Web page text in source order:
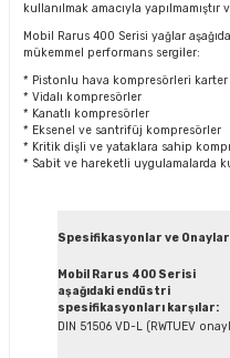
kullanılmak amacıyla
Mobil Rarus 400 Serisi yağlar
mükemmel performans sergiler:
* Pistonlu hava kompresörleri
* Vidalı kompresörler
* Kanatlı kompresörler
* Eksenel ve santrifüj kompresörler
* Kritik dişli ve yataklara sahip
* Sabit ve hareketli uygulamalarda
Spesifikasyonlar ve Onaylar
Mobil Rarus 400 Serisi
aşağıdaki endüstri
spesifikasyonları karşılar:
DIN 51506 VD-L (RWTUEV